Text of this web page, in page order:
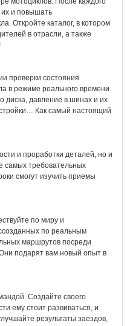
их и повышать
Откройте каталог, в котором
в отрасли, а также
проверки состояния
в режиме реального времени
диска, давление в шинах и их
Как самый настоящий
и проработки деталей, но и
самых требовательных
смогут изучить приемы
по миру и
по реальным
маршрутов посреди
подарят вам новый опыт в
Создайте своего
ему стоит развиваться, и
результаты заездов,